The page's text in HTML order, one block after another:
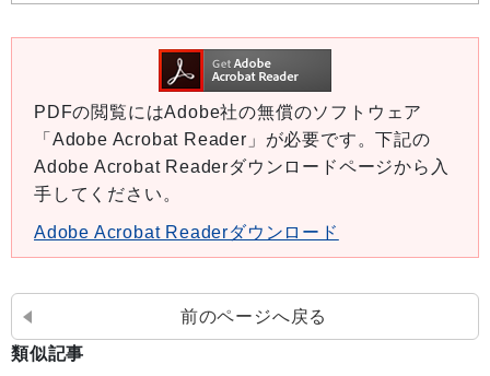
PDFの閲覧にはAdobe社の無償のソフトウェア
「Adobe Acrobat Reader」が必要です。下記の
Adobe Acrobat Readerダウンロードページから入
手してください。
Adobe Acrobat Readerダウンロード
前のページへ戻る
類似記事